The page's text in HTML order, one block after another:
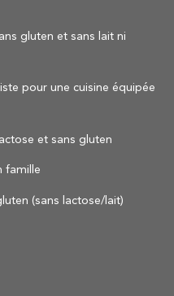
gluten et sans lait ni
pour une cuisine équipée
et sans gluten
famille
(sans lactose/lait)